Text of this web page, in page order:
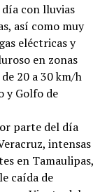
con lluvias
así como muy
eléctricas y
en zonas
20 a 30 km/h
y Golfo de
parte del día
intensas
en Tamaulipas,
caída de